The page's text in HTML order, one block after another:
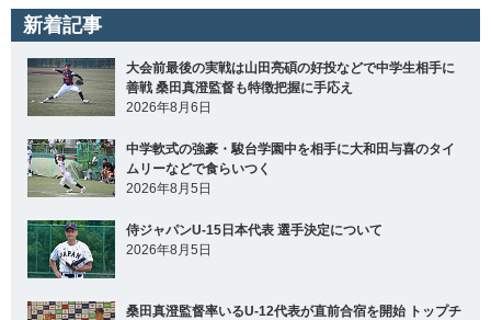
新着記事
大会前最後の実戦は山田亮碩の好投などで中学生相手に
善戦 桑田真澄監督も特徴把握に手応え
2026年8月6日
中学軟式の強豪・駿台学園中を相手に大和田与喜のタイ
ムリーなどで食らいつく
2026年8月5日
侍ジャパンU-15日本代表 選手決定について
2026年8月5日
桑田真澄監督率いるU-12代表が直前合宿を開始 トップチ